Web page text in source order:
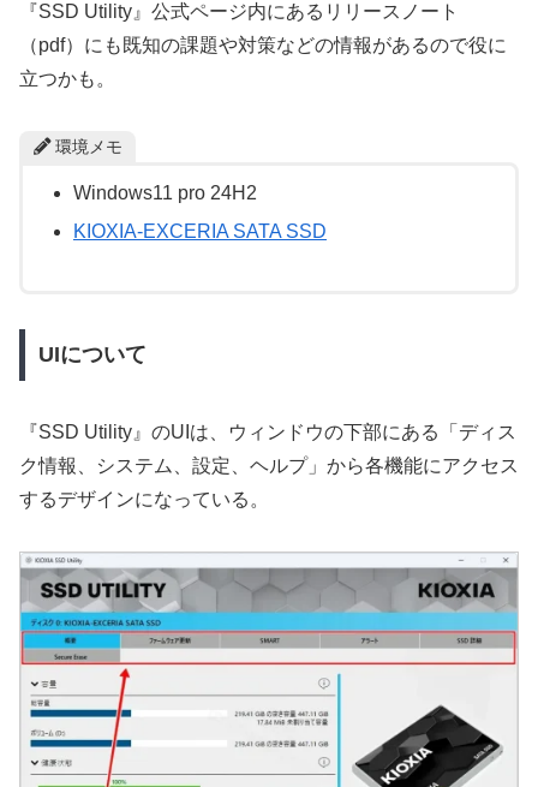
『SSD Utility』公式ページ内にあるリリースノート
（pdf）にも既知の課題や対策などの情報があるので役に
立つかも。
環境メモ
Windows11 pro 24H2
KIOXIA-EXCERIA SATA SSD
UIについて
『SSD Utility』のUIは、ウィンドウの下部にある「ディス
ク情報、システム、設定、ヘルプ」から各機能にアクセス
するデザインになっている。